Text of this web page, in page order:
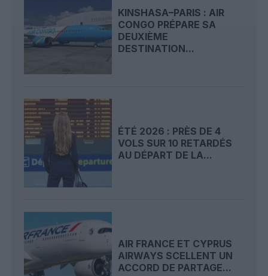
KINSHASA–PARIS : AIR
CONGO PRÉPARE SA
DEUXIÈME
DESTINATION...
ÉTÉ 2026 : PRÈS DE 4
VOLS SUR 10 RETARDÉS
AU DÉPART DE LA...
AIR FRANCE ET CYPRUS
AIRWAYS SCELLENT UN
ACCORD DE PARTAGE...